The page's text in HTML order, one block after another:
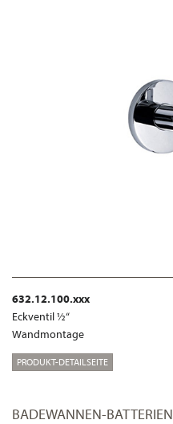
632.12.100.xxx
Eckventil ½“
Wandmontage
PRODUKT-DETAILSEITE
BADEWANNEN-BATTERIEN